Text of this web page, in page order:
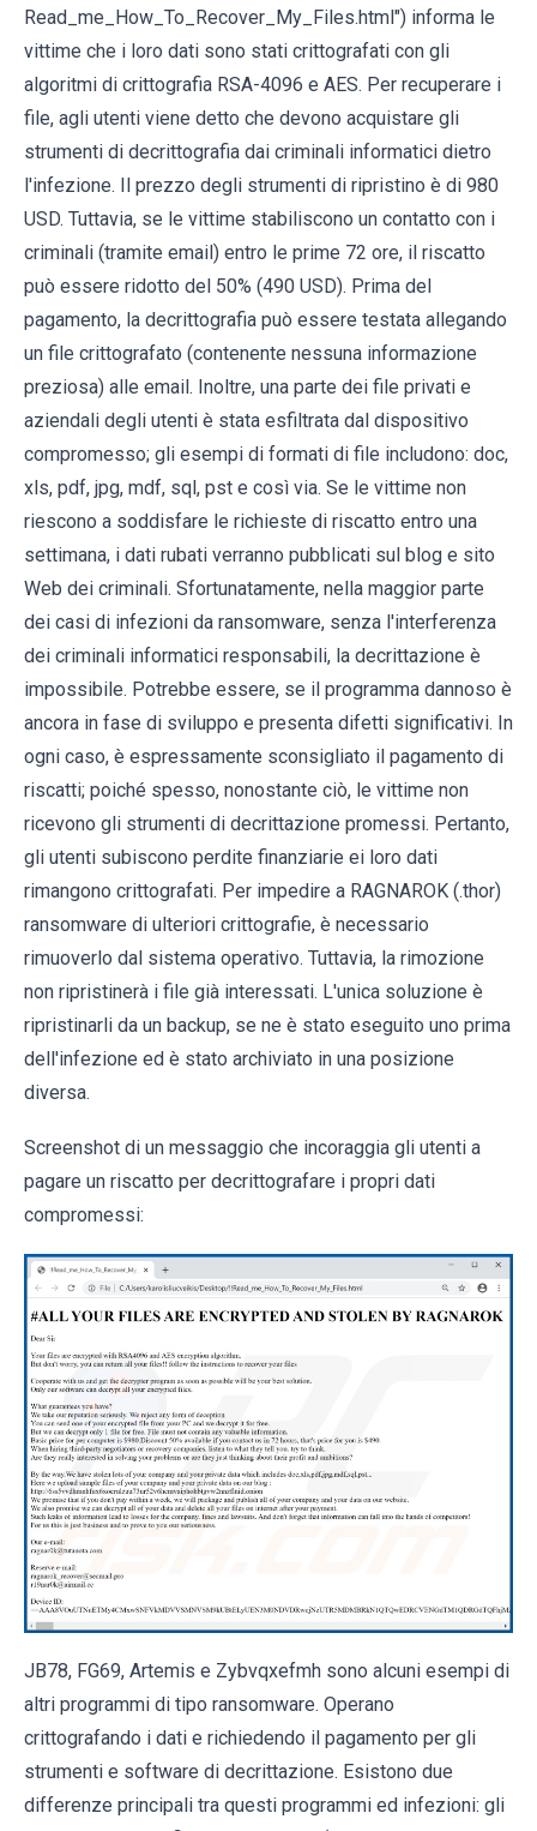
Read_me_How_To_Recover_My_Files.html") informa le
vittime che i loro dati sono stati crittografati con gli
algoritmi di crittografia RSA-4096 e AES. Per recuperare i
file, agli utenti viene detto che devono acquistare gli
strumenti di decrittografia dai criminali informatici dietro
l'infezione. Il prezzo degli strumenti di ripristino è di 980
USD. Tuttavia, se le vittime stabiliscono un contatto con i
criminali (tramite email) entro le prime 72 ore, il riscatto
può essere ridotto del 50% (490 USD). Prima del
pagamento, la decrittografia può essere testata allegando
un file crittografato (contenente nessuna informazione
preziosa) alle email. Inoltre, una parte dei file privati ​​e
aziendali degli utenti è stata esfiltrata dal dispositivo
compromesso; gli esempi di formati di file includono: doc,
xls, pdf, jpg, mdf, sql, pst e così via. Se le vittime non
riescono a soddisfare le richieste di riscatto entro una
settimana, i dati rubati verranno pubblicati sul blog e sito
Web dei criminali. Sfortunatamente, nella maggior parte
dei casi di infezioni da ransomware, senza l'interferenza
dei criminali informatici responsabili, la decrittazione è
impossibile. Potrebbe essere, se il programma dannoso è
ancora in fase di sviluppo e presenta difetti significativi. In
ogni caso, è espressamente sconsigliato il pagamento di
riscatti; poiché spesso, nonostante ciò, le vittime non
ricevono gli strumenti di decrittazione promessi. Pertanto,
gli utenti subiscono perdite finanziarie ei loro dati
rimangono crittografati. Per impedire a RAGNAROK (.thor)
ransomware di ulteriori crittografie, è necessario
rimuoverlo dal sistema operativo. Tuttavia, la rimozione
non ripristinerà i file già interessati. L'unica soluzione è
ripristinarli da un backup, se ne è stato eseguito uno prima
dell'infezione ed è stato archiviato in una posizione
diversa.
Screenshot di un messaggio che incoraggia gli utenti a
pagare un riscatto per decrittografare i propri dati
compromessi:
JB78, FG69, Artemis e Zybvqxefmh sono alcuni esempi di
altri programmi di tipo ransomware. Operano
crittografando i dati e richiedendo il pagamento per gli
strumenti e software di decrittazione. Esistono due
differenze principali tra questi programmi ed infezioni: gli